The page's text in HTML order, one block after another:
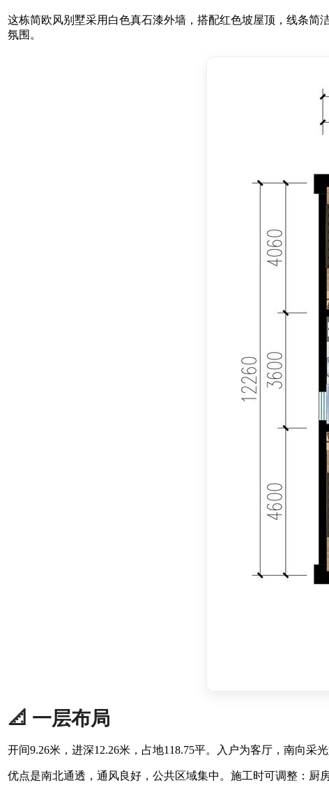
这栋简欧风别墅采用白色真石漆外墙，搭配红色坡屋顶，线条
氛围。
📐 一层布局
开间9.26米，进深12.26米，占地118.75平。入户为客厅，南向
优点是南北通透，通风良好，公共区域集中。施工时可调整：厨